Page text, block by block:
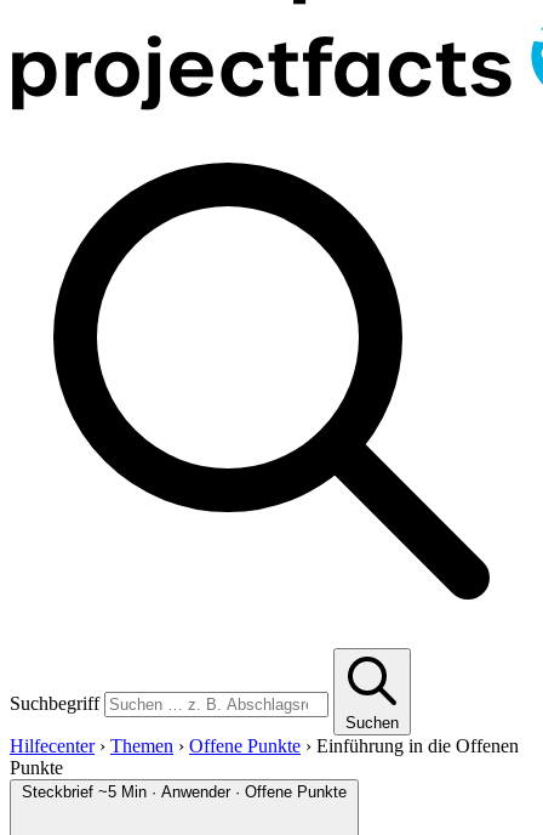
Suchbegriff
Suchen
Hilfecenter › Themen › Offene Punkte › Einführung in die Offenen
Punkte
Steckbrief ~5 Min · Anwender · Offene Punkte